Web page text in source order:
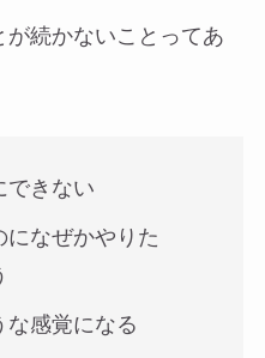
続かないことってあ
できない
なぜかやりた
な感覚になる